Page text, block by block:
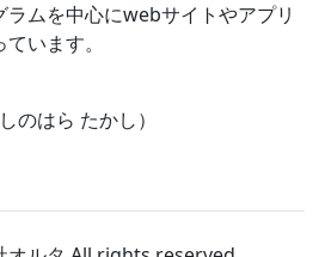
ムを中心にwebサイトやアプリ
います。
しのはら たかし）